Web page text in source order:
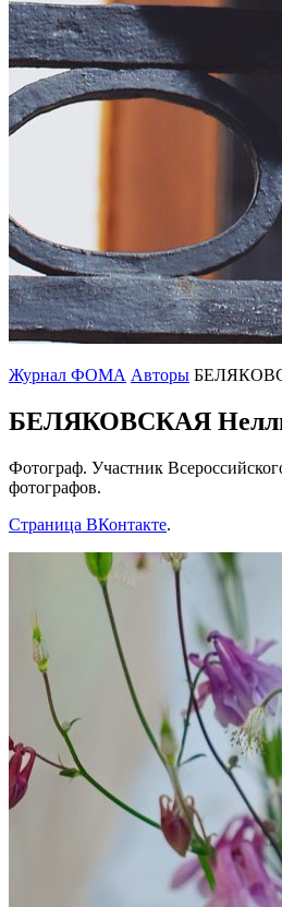
Журнал ФОМА Авторы
БЕЛЯКОВСКАЯ
Фотограф. Участник
фотографов.
Страница ВКонтакте.